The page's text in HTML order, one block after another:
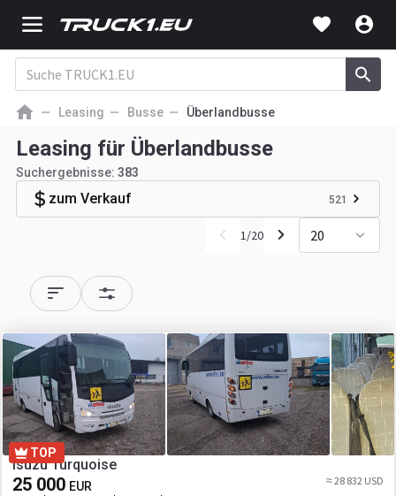
Leasing Busse Überlandbusse
Leasing für Überlandbusse
Suchergebnisse: 383
zum Verkauf 521
1/20 20
TOP
Isuzu Turquoise
25 000 EUR ≈ 28 832 USD